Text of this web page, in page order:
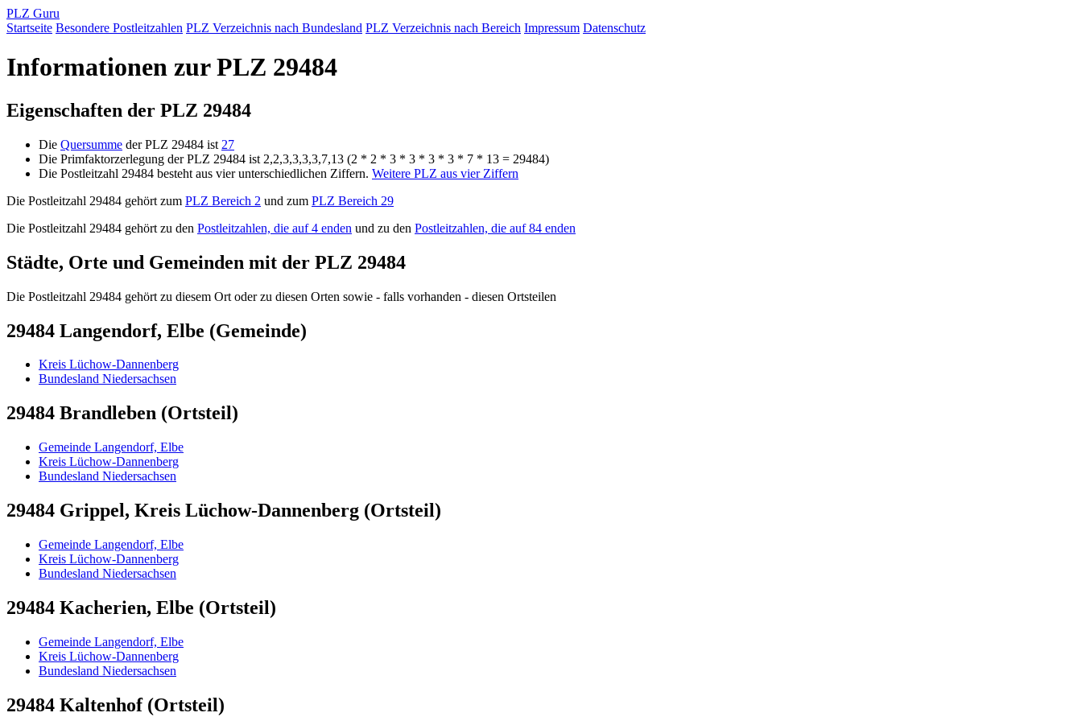
PLZ Guru
Startseite Besondere Postleitzahlen PLZ Verzeichnis nach Bundesland PLZ Verzeichnis nach Bereich Impressum Datenschutz
Informationen zur PLZ 29484
Eigenschaften der PLZ 29484
Die Quersumme der PLZ 29484 ist 27
Die Primfaktorzerlegung der PLZ 29484 ist 2,2,3,3,3,3,7,13 (2 * 2 * 3 * 3 * 3 * 3 * 7 * 13 = 29484)
Die Postleitzahl 29484 besteht aus vier unterschiedlichen Ziffern. Weitere PLZ aus vier Ziffern
Die Postleitzahl 29484 gehört zum PLZ Bereich 2 und zum PLZ Bereich 29
Die Postleitzahl 29484 gehört zu den Postleitzahlen, die auf 4 enden und zu den Postleitzahlen, die auf 84 enden
Städte, Orte und Gemeinden mit der PLZ 29484
Die Postleitzahl 29484 gehört zu diesem Ort oder zu diesen Orten sowie - falls vorhanden - diesen Ortsteilen
29484 Langendorf, Elbe (Gemeinde)
Kreis Lüchow-Dannenberg
Bundesland Niedersachsen
29484 Brandleben (Ortsteil)
Gemeinde Langendorf, Elbe
Kreis Lüchow-Dannenberg
Bundesland Niedersachsen
29484 Grippel, Kreis Lüchow-Dannenberg (Ortsteil)
Gemeinde Langendorf, Elbe
Kreis Lüchow-Dannenberg
Bundesland Niedersachsen
29484 Kacherien, Elbe (Ortsteil)
Gemeinde Langendorf, Elbe
Kreis Lüchow-Dannenberg
Bundesland Niedersachsen
29484 Kaltenhof (Ortsteil)